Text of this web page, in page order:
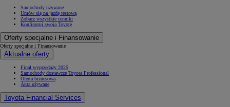
Samochody używane
Umów się na jazdę testową
Zobacz wszystkie cenniki
Konfiguruj swoją Toyotę
Oferty specjalne i Finansowanie
Oferty specjalne i Finansowanie
Aktualne oferty
Finał wyprzedaży 2025
Samochody dostawcze Toyota Professional
Oferta biznesowa
Auta używane
Toyota Financial Services